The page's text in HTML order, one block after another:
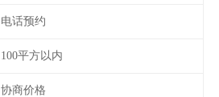
电话预约
100平方以内
协商价格